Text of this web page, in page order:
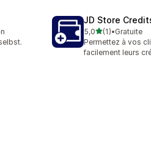
JD Store
5,0étoile(s) sur 5
(1)
1 avis au total
•Gratuite
Permettez à vos
facilement leurs